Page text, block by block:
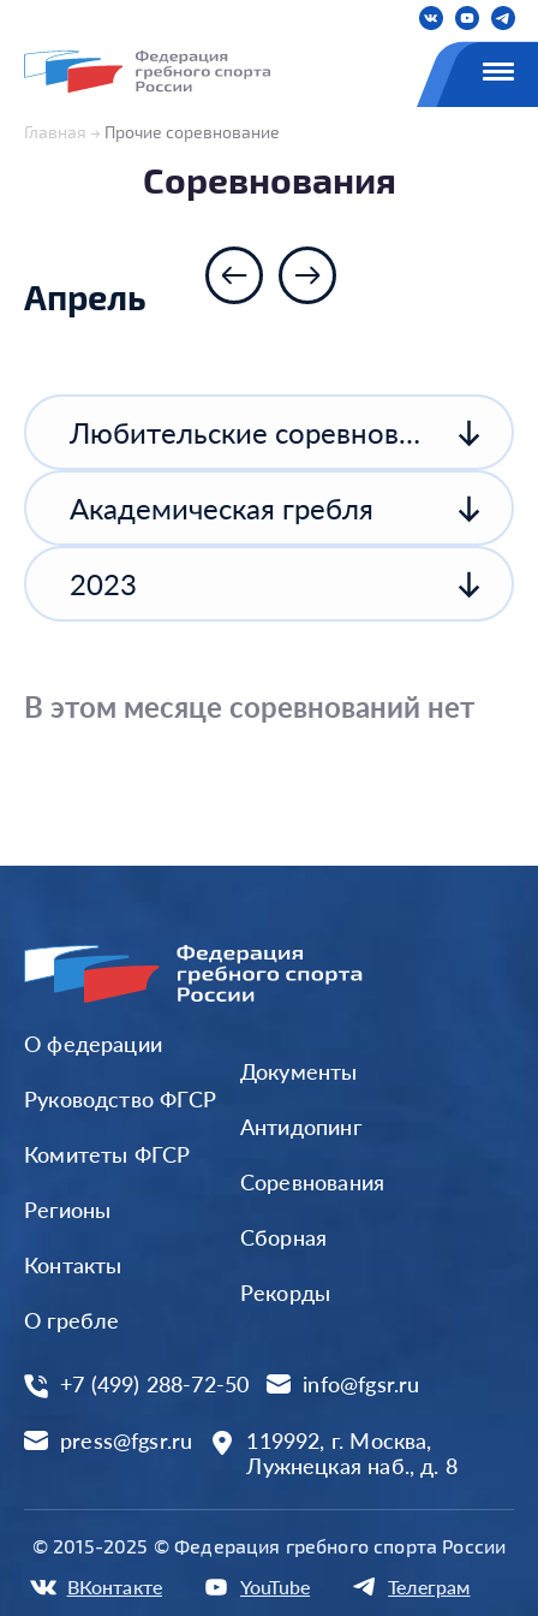
Главная Прочие соревнование
Соревнования
Апрель
Любительские соревнования
Академическая гребля
2023
В этом месяце соревнований нет
О федерации
Руководство ФГСР
Комитеты ФГСР
Регионы
Контакты
О гребле
Документы
Антидопинг
Соревнования
Сборная
Рекорды
+7 (499) 288-72-50 info@fgsr.ru
press@fgsr.ru
119992, г. Москва,
Лужнецкая наб., д. 8
© 2015-2025 © Федерация гребного спорта России
ВКонтакте YouTube Телеграм